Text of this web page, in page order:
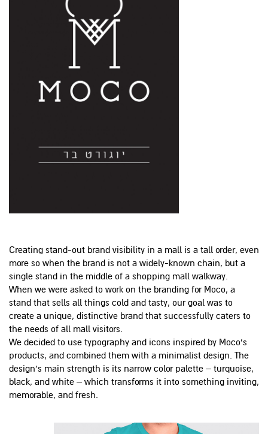
Creating stand-out brand visibility in a mall is a tall order, even
more so when the brand is not a widely-known chain, but a
single stand in the middle of a shopping mall walkway.
When we were asked to work on the branding for Moco, a
stand that sells all things cold and tasty, our goal was to
create a unique, distinctive brand that successfully caters to
the needs of all mall visitors.
We decided to use typography and icons inspired by Moco’s
products, and combined them with a minimalist design. The
design’s main strength is its narrow color palette – turquoise,
black, and white – which transforms it into something inviting,
memorable, and fresh.